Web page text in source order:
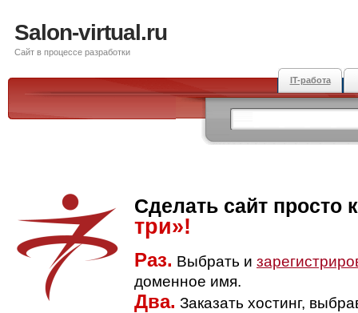
Salon-virtual.ru
Сайт в процессе разработки
IT-работа
Сделать сайт просто
три»!
Раз. Выбрать и
доменное имя.
Два. Заказать хостинг,